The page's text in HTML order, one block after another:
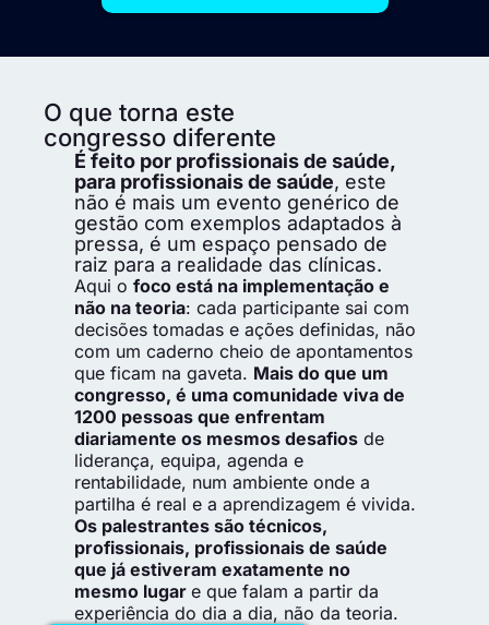
O que torna este
congresso diferente
É feito por profissionais de saúde,
para profissionais de saúde, este
não é mais um evento genérico de
gestão com exemplos adaptados à
pressa, é um espaço pensado de
raiz para a realidade das clínicas.
Aqui o foco está na implementação e
não na teoria: cada participante sai com
decisões tomadas e ações definidas, não
com um caderno cheio de apontamentos
que ficam na gaveta. Mais do que um
congresso, é uma comunidade viva de
1200 pessoas que enfrentam
diariamente os mesmos desafiosde
liderança, equipa, agenda e
rentabilidade, num ambiente onde a
partilha é real e a aprendizagem é vivida.
Os palestrantes são técnicos,
profissionais, profissionais de saúde
que já estiveram exatamente no
mesmo lugar e que falam a partir da
experiência do dia a dia, não da teoria.